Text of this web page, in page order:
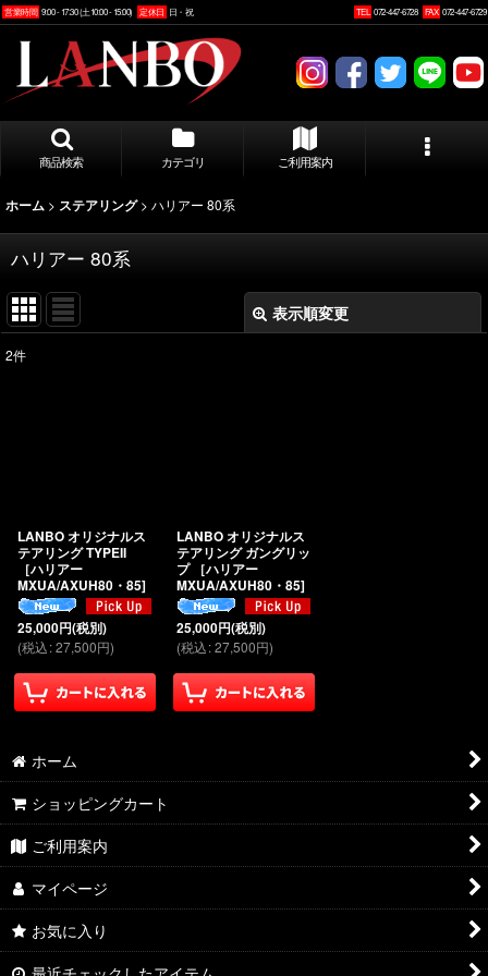
営業時間 9:00 - 17:30 (土10:00 - 15:00) 定休日 日・祝 TEL 072-447-6728 FAX 072-447-6729
商品検索 カテゴリ ご利用案内
ホーム > ステアリング > ハリアー 80系
ハリアー 80系
表示順変更
2件
LANBO オリジナルス
テアリング TYPEII
［ハリアー
MXUA/AXUH80・85]
25,000円(税別)
(税込:27,500円)
LANBO オリジナルス
テアリング ガングリッ
プ ［ハリアー
MXUA/AXUH80・85]
25,000円(税別)
(税込:27,500円)
ホーム
ショッピングカート
ご利用案内
マイページ
お気に入り